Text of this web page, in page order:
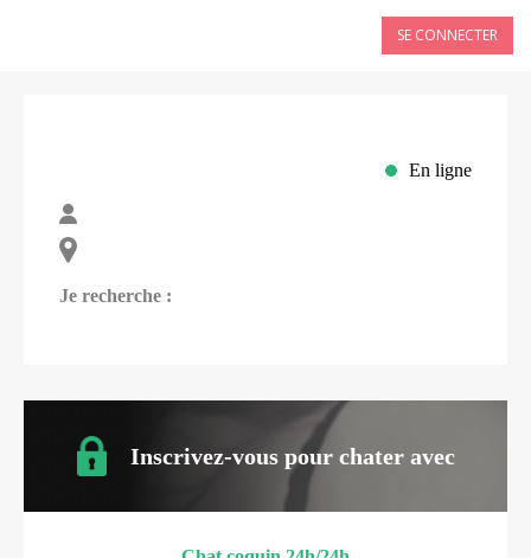
SE CONNECTER
En ligne
Je recherche :
Inscrivez-vous pour chater avec